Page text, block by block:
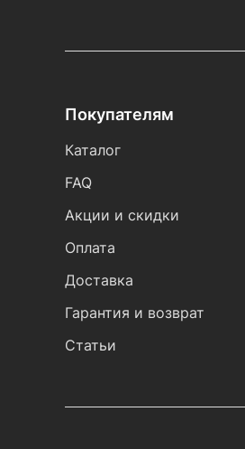
Покупателям
Каталог
FAQ
Акции и скидки
Оплата
Доставка
Гарантия и возврат
Статьи